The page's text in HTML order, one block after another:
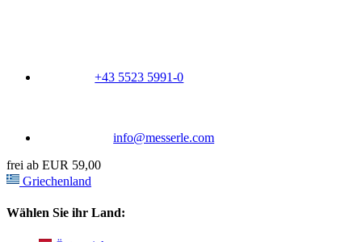
+43 5523 5991-0
info@messerle.com
frei ab EUR 59,00
Griechenland
Wählen Sie ihr Land: